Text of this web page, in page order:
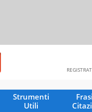
Strumenti
Utili